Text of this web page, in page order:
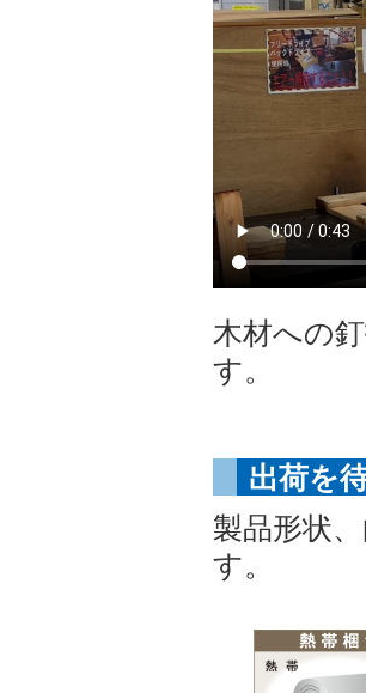
木材への
す。
出荷を
製品形状
す。